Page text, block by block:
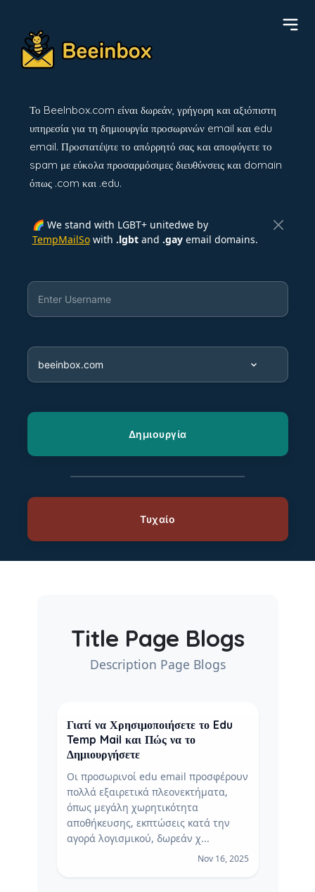
Το BeeInbox.com είναι δωρεάν, γρήγορη και αξιόπιστη
υπηρεσία για τη δημιουργία προσωρινών email και edu
email. Προστατέψτε το απόρρητό σας και αποφύγετε το
spam με εύκολα προσαρμόσιμες διευθύνσεις και domain
όπως .com και .edu.
🌈 We stand with LGBT+ unitedwe by
TempMailSowith .lgbtand .gayemail domains.
Title Page Blogs
Description Page Blogs
Γιατί να Χρησιμοποιήσετε το Edu
Temp Mail και Πώς να το
Δημιουργήσετε
Οι προσωρινοί edu email προσφέρουν
πολλά εξαιρετικά πλεονεκτήματα,
όπως μεγάλη χωρητικότητα
αποθήκευσης, εκπτώσεις κατά την
αγορά λογισμικού, δωρεάν χ...
Nov 16, 2025